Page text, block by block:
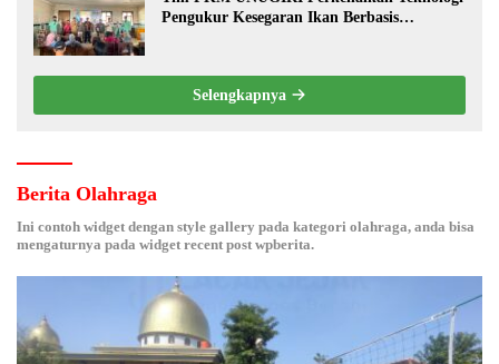
Pengukur Kesegaran Ikan Berbasis
Selengkapnya
Berita Olahraga
Ini contoh widget dengan style gallery pada kategori olahraga, anda bisa
mengaturnya pada widget recent post wpberita.